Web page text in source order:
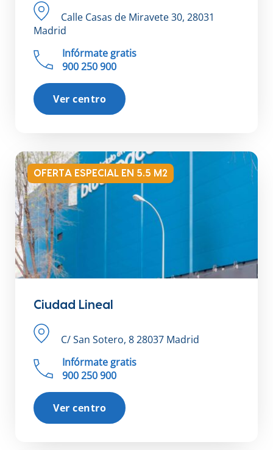
Calle Casas de Miravete 30, 28031
Madrid
Infórmate gratis
900 250 900
Ver centro
OFERTA ESPECIAL EN 5.5 M2
Ciudad Lineal
C/ San Sotero, 8 28037 Madrid
Infórmate gratis
900 250 900
Ver centro